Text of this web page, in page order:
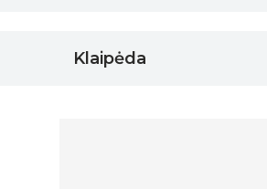
Klaipėda